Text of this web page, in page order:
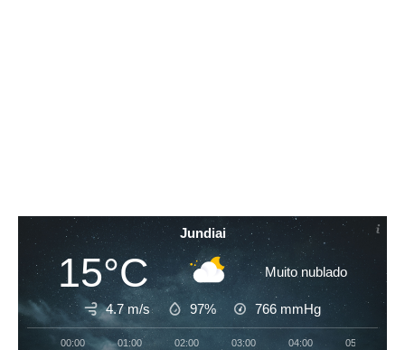
Jundiai
15°C Muito nublado
4.7 m/s 97% 766 mmHg
00:00 01:00 02:00 03:00 04:00 05:00